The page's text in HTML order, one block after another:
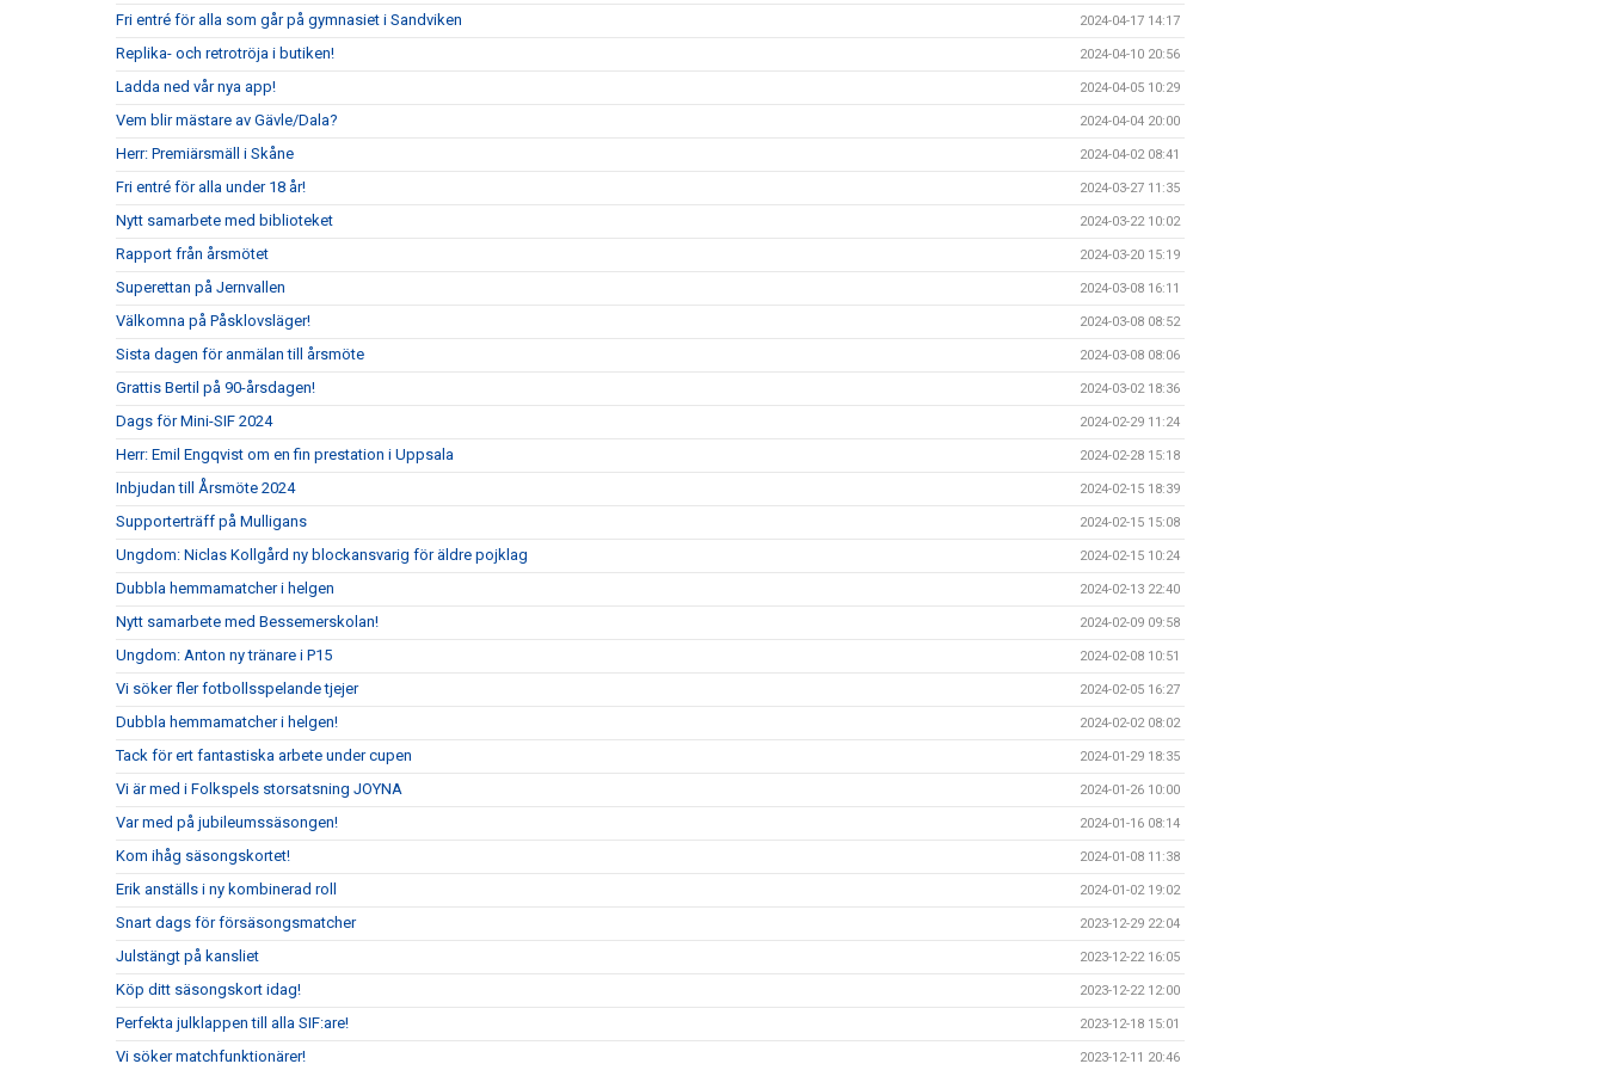
Fri entré för alla som går på gymnasiet i Sandviken 2024-04-17 14:17
Replika- och retrotröja i butiken! 2024-04-10 20:56
Ladda ned vår nya app! 2024-04-05 10:29
Vem blir mästare av Gävle/Dala? 2024-04-04 20:00
Herr: Premiärsmäll i Skåne 2024-04-02 08:41
Fri entré för alla under 18 år! 2024-03-27 11:35
Nytt samarbete med biblioteket 2024-03-22 10:02
Rapport från årsmötet 2024-03-20 15:19
Superettan på Jernvallen 2024-03-08 16:11
Välkomna på Påsklovsläger! 2024-03-08 08:52
Sista dagen för anmälan till årsmöte 2024-03-08 08:06
Grattis Bertil på 90-årsdagen! 2024-03-02 18:36
Dags för Mini-SIF 2024 2024-02-29 11:24
Herr: Emil Engqvist om en fin prestation i Uppsala 2024-02-28 15:18
Inbjudan till Årsmöte 2024 2024-02-15 18:39
Supporterträff på Mulligans 2024-02-15 15:08
Ungdom: Niclas Kollgård ny blockansvarig för äldre pojklag 2024-02-15 10:24
Dubbla hemmamatcher i helgen 2024-02-13 22:40
Nytt samarbete med Bessemerskolan! 2024-02-09 09:58
Ungdom: Anton ny tränare i P15 2024-02-08 10:51
Vi söker fler fotbollsspelande tjejer 2024-02-05 16:27
Dubbla hemmamatcher i helgen! 2024-02-02 08:02
Tack för ert fantastiska arbete under cupen 2024-01-29 18:35
Vi är med i Folkspels storsatsning JOYNA 2024-01-26 10:00
Var med på jubileumssäsongen! 2024-01-16 08:14
Kom ihåg säsongskortet! 2024-01-08 11:38
Erik anställs i ny kombinerad roll 2024-01-02 19:02
Snart dags för försäsongsmatcher 2023-12-29 22:04
Julstängt på kansliet 2023-12-22 16:05
Köp ditt säsongskort idag! 2023-12-22 12:00
Perfekta julklappen till alla SIF:are! 2023-12-18 15:01
Vi söker matchfunktionärer! 2023-12-11 20:46